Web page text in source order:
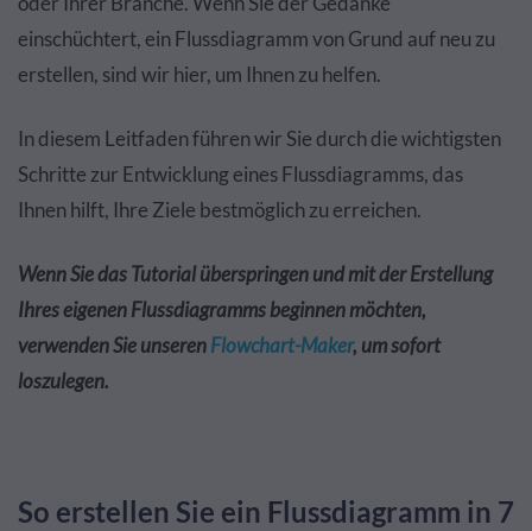
einschüchtert, ein Flussdiagramm von Grund auf neu zu
erstellen, sind wir hier, um Ihnen zu helfen.
In diesem Leitfaden führen wir Sie durch die wichtigsten
Schritte zur Entwicklung eines Flussdiagramms, das
Ihnen hilft, Ihre Ziele bestmöglich zu erreichen.
Wenn Sie das Tutorial überspringen und mit der Erstellung
Ihres eigenen Flussdiagramms beginnen möchten,
verwenden Sie unserenFlowchart-Maker, um sofort
loszulegen.
So erstellen Sie ein Flussdiagramm in 7